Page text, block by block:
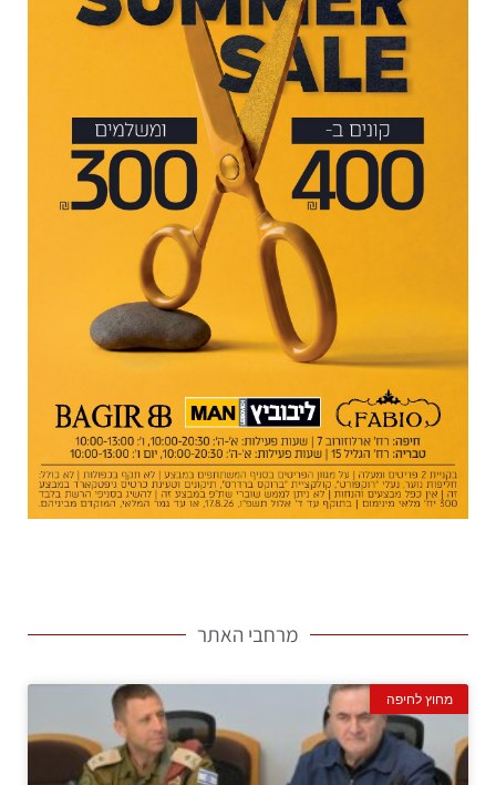
מרחבי האתר
מחוץ לחיפה